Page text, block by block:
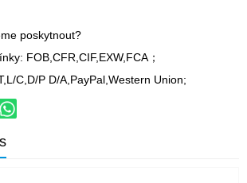
poskytnout?
FOB,CFR,CIF,EXW,FCA；
C,D/P D/A,PayPal,Western Union;